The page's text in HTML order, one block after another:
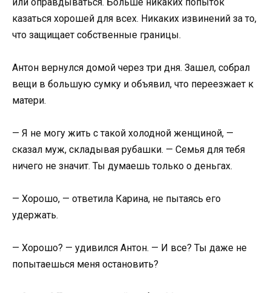
казаться хорошей для всех. Никаких извинений за то,
что защищает собственные границы.
Антон вернулся домой через три дня. Зашел, собрал
вещи в большую сумку и объявил, что переезжает к
матери.
— Я не могу жить с такой холодной женщиной, —
сказал муж, складывая рубашки. — Семья для тебя
ничего не значит. Ты думаешь только о деньгах.
— Хорошо, — ответила Карина, не пытаясь его
удержать.
— Хорошо? — удивился Антон. — И все? Ты даже не
попытаешься меня остановить?